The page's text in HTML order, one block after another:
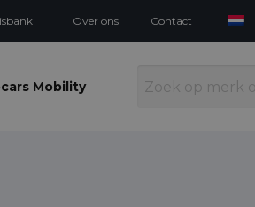
Over ons Contact
Mobility